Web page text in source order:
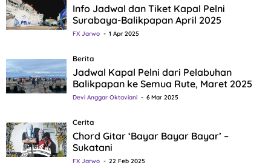
Info Jadwal dan Tiket Kapal Pelni
Surabaya-Balikpapan April 2025
FX Jarwo 1 Apr 2025
Berita
Jadwal Kapal Pelni dari Pelabuhan
Balikpapan ke Semua Rute, Maret 2025
Devi Anggar Oktaviani 6 Mar 2025
Cerita
Chord Gitar ‘Bayar Bayar Bayar’ –
Sukatani
FX Jarwo 22 Feb 2025